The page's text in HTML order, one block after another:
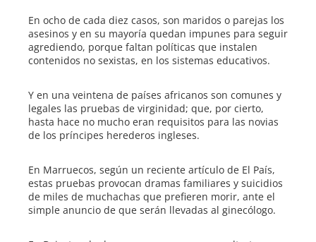
En ocho de cada diez casos, son maridos o parejas los
asesinos y en su mayoría quedan impunes para seguir
agrediendo, porque faltan políticas que instalen
contenidos no sexistas, en los sistemas educativos.
Y en una veintena de países africanos son comunes y
legales las pruebas de virginidad; que, por cierto,
hasta hace no mucho eran requisitos para las novias
de los príncipes herederos ingleses.
En Marruecos, según un reciente artículo de El País,
estas pruebas provocan dramas familiares y suicidios
de miles de muchachas que prefieren morir, ante el
simple anuncio de que serán llevadas al ginecólogo.